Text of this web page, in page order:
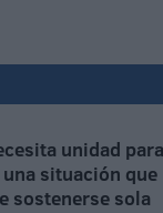
unidad para
situación que
sostenerse sola